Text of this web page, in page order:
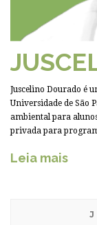
Juscelino Dourado é
Universidade de São
ambiental para
privada para
Leia mais